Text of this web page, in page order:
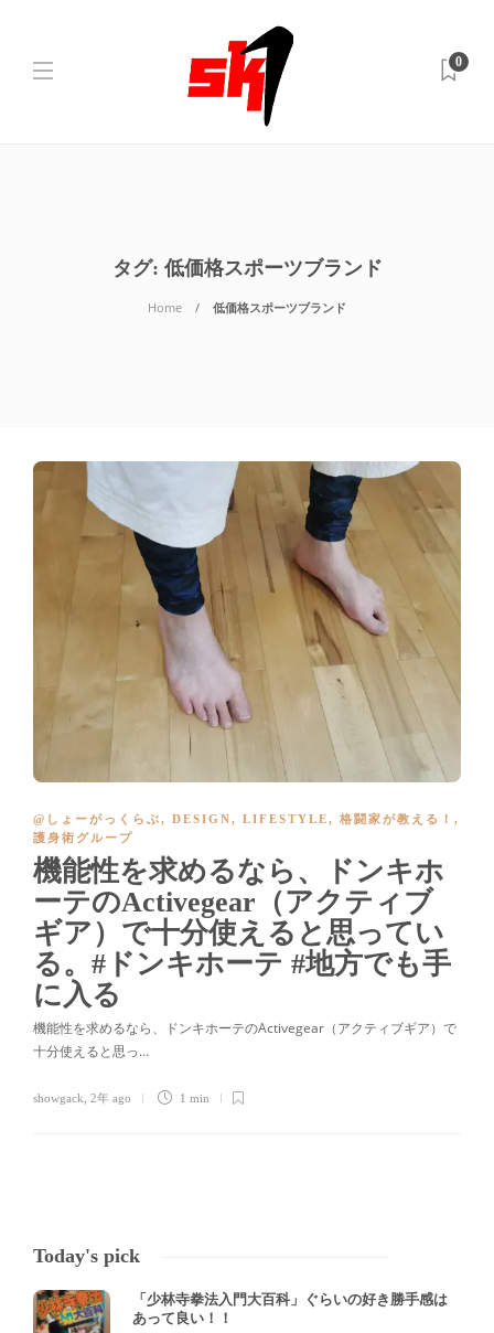
0
タグ: 低価格スポーツブランド
Home 低価格スポーツブランド
@しょーがっくらぶ, DESIGN, LIFESTYLE, 格闘家が教える！ ,
護身術グループ
機能性を求めるなら、ドンキホ
ーテのActivegear（アクティブ
ギア）で十分使えると思ってい
る。#ドンキホーテ #地方でも手
に入る
機能性を求めるなら、ドンキホーテのActivegear（アクティブギア）で
十分使えると思っ…
showgack 2年 ago 1 min
Today's pick
「少林寺拳法入門大百科」ぐらいの好き勝手感は
あって良い！！